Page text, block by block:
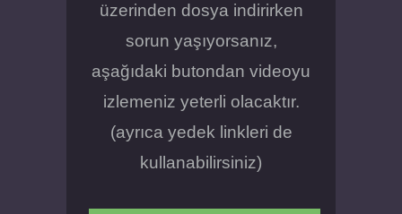
üzerinden dosya indirirken
sorun yaşıyorsanız,
aşağıdaki butondan videoyu
izlemeniz yeterli olacaktır.
(ayrıca yedek linkleri de
kullanabilirsiniz)